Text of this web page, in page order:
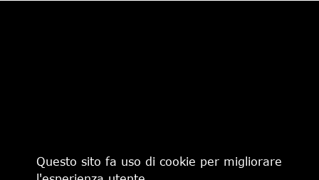
€ 165,00-30%€ 115,50 € 370,00
Questo sito fa uso di cookie per migliorare